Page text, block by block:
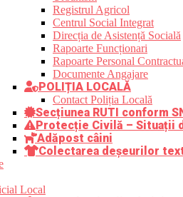
Registrul Agricol
Centrul Social Integrat
Direcția de Asistență Socială
Rapoarte Funcționari
Rapoarte Personal
Documente Angajare
POLIȚIA LOCALĂ
Contact Poliția Locală
Secțiunea RUTI conform
Protecție Civilă – Situații
Adăpost câini
Colectarea deșeurilor
Local